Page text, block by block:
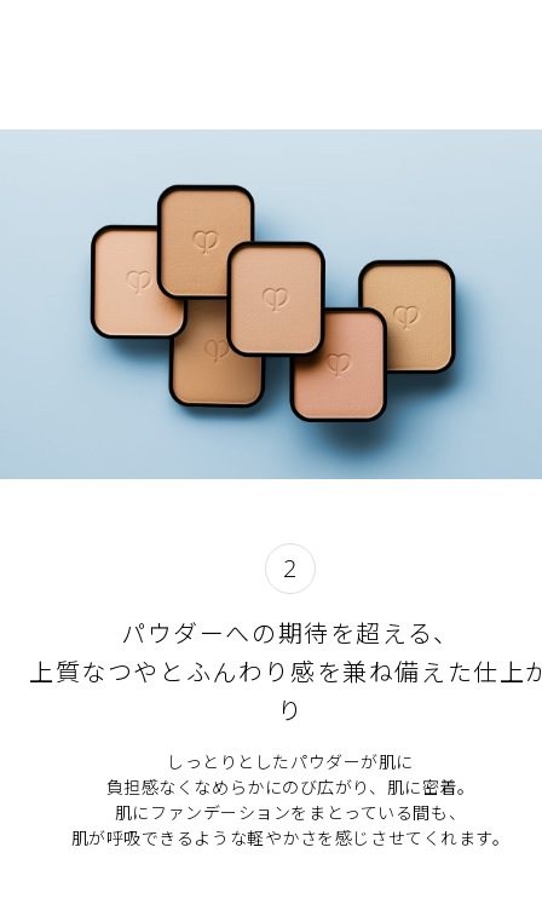
た結果です。
2
パウダーへの期待を超える、
上質なつやとふんわり感を兼ね備えた仕上
り
しっとりとしたパウダーが肌に
負担感なくなめらかにのび広がり、肌に密着。
肌にファンデーションをまとっている間も、
肌が呼吸できるような軽やかさを感じさせてくれます。